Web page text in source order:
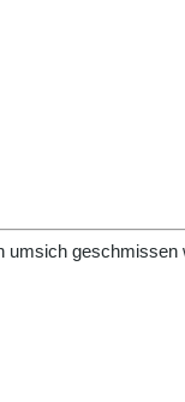
umsich geschmissen